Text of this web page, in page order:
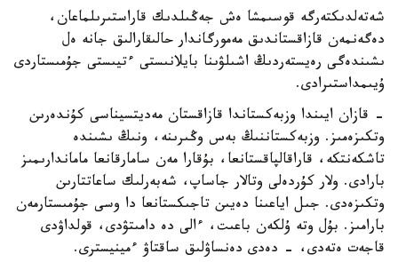
شەتەلدىكتەرگە قوسىمشا ەش جەڭىلدىك قاراستىرىلماعان،
دەگەنمەن قازاقستاندىق مەمورگاندار حالىقارالىق جانە ەل
ىشىندەگى رەيستەردىڭ اشىلۋىنا بايلانىستى ءتيىستى جۇمىستاردى
ۇيىمداستىرادى.
- قازان ايىندا وزبەكستاندا قازاقستان مەديتسيناسى كۇندەرىن
وتكىزەمىز. وزبەكستاننىڭ بەس وڭىرىنە، ونىڭ ىشىندە
تاشكەنتكە، قاراقالپاقستانعا، بۇقارا مەن سامارقانعا ماماندارىمىز
بارادى. ولار كۇردەلى وتالار جاساپ، شەبەرلىك ساعاتتارىن
وتكىزەدى. جىل اياعىنا دەيىن تاجىكستانعا دا وسى جۇمىستارمەن
بارامىز. بۇل وتە ۇلكەن باعىت، ءالى دە دامىتۋدى، قولداۋدى
قاجەت ەتەدى، - دەدى دەنساۋلىق ساقتاۋ ءمينيسترى.